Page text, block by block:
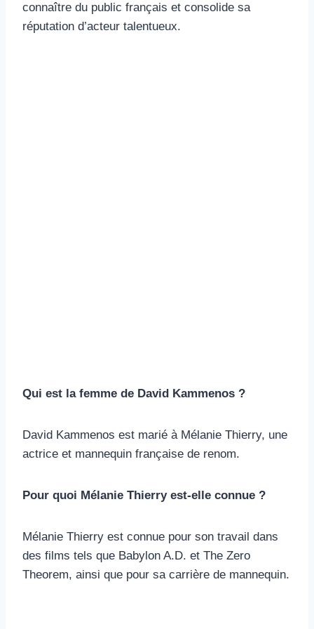
connaître du public français et consolide sa
réputation d’acteur talentueux.
Qui est la femme de David Kammenos ?
David Kammenos est marié à Mélanie Thierry, une
actrice et mannequin française de renom.
Pour quoi Mélanie Thierry est-elle connue ?
Mélanie Thierry est connue pour son travail dans
des films tels que Babylon A.D. et The Zero
Theorem, ainsi que pour sa carrière de mannequin.